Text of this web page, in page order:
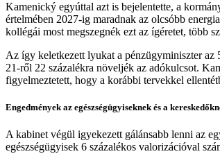
Kamenický egyúttal azt is bejelentette, a
értelmében 2027-ig maradnak az olcsóbb
kollégái most megszegnék ezt az ígéretet, több
Az így keletkezett lyukat a pénzügyminiszter az
21-ről 22 százalékra növeljék az adókulcsot. K
figyelmeztetett, hogy a korábbi tervekkel
Engedmények az egészségügyiseknek és a
A kabinet végül igyekezett gálánsabb lenni az
egészségügyisek 6 százalékos valorizációval